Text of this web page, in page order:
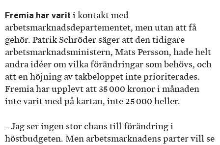
Fremia har varit i kontakt med
arbetsmarknadsdepartementet, men utan att få
gehör. Patrik Schröder säger att den tidigare
arbetsmarknadsministern, Mats Persson, hade helt
andra idéer om vilka förändringar som behövs, och
att en höjning av takbeloppet inte prioriterades.
Fremia har upplevt att 35 000 kronor i månaden
inte varit med på kartan, inte 25 000 heller.
– Jag ser ingen stor chans till förändring i
höstbudgeten. Men arbetsmarknadens parter vill se